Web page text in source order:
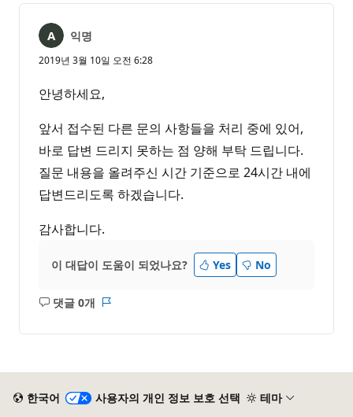
음
익명
2019년 3월 10일 오전 6:28
안녕하세요,
앞서 접수된 다른 문의 사항들을 처리 중에 있어,
바로 답변 드리지 못하는 점 양해 부탁 드립니다.
질문 내용을 올려주신 시간 기준으로 24시간 내에
답변드리도록 하겠습니다.
감사합니다.
이 대답이 도움이 되었나요? Yes No
댓글 0개
설
한국어 사용자의 개인 정보 보호 선택 테마